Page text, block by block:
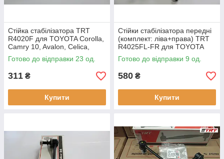
Стійка стабілізатора TRT
R4020F для TOYOTA Corolla,
Camry 10, Avalon, Celica,
Funcruiser, RAV 4, Scepter,
LEXUS ES 300, MITSUBISHI
Готово до відправки 23 од.
311 ₴
Купити
Стійки стабілізатора передні
(комплект: ліва+права) TRT
R4025FL-FR для TOYOTA
Land Cruiser 120, 300,
PRADO, 4 RUNNER, FJ
Готово до відправки 9 од.
580 ₴
Купити